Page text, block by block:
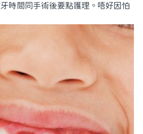
時間同手術後要點護理。唔好因怕